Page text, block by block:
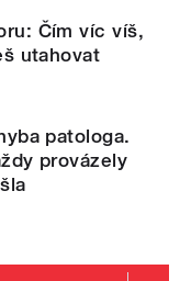
Čím víc víš,
utahovat
patologa.
provázely